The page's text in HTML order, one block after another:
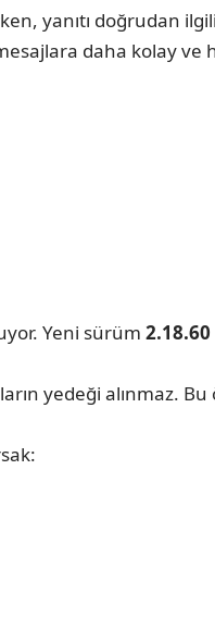
yanıtı doğrudan
daha kolay ve
Yeni sürüm 2.18.60
yedeği alınmaz.